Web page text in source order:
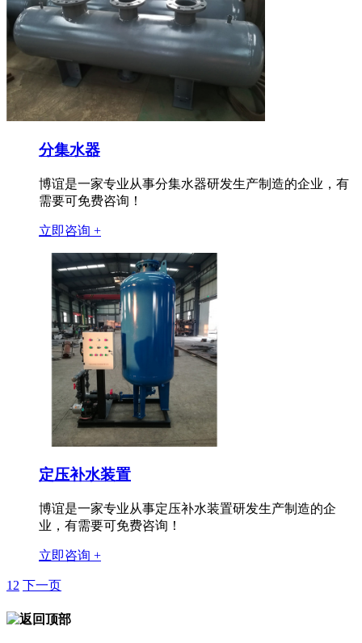
分集水器
博谊是一家专业从事分集水器研发生产制造的企业，有
需要可免费咨询！
立即咨询 +
定压补水装置
博谊是一家专业从事定压补水装置研发生产制造的企
业，有需要可免费咨询！
立即咨询 +
1 2 下一页